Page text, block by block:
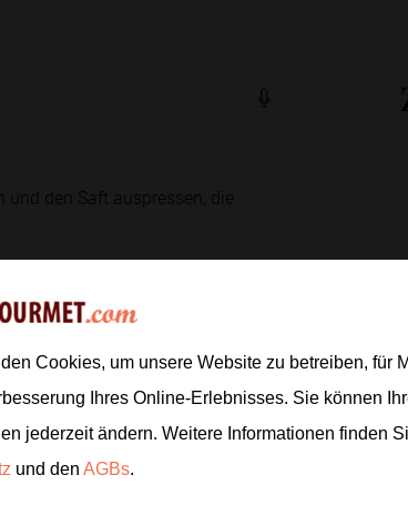
den Saft auspressen, die
Masse entsteht.
Rühren auflösen.
Cookies, um unsere Website zu betreiben, für
Ihres Online-Erlebnisses. Sie können
jederzeit ändern. Weitere Informationen finden
und den AGBs.